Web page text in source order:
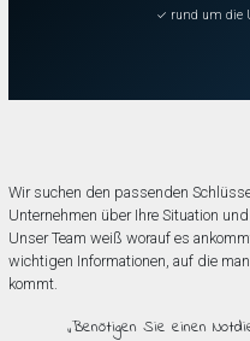
✓ rund um die
Wir suchen den passenden
Unternehmen über Ihre Situation
Unser Team weiß worauf es
wichtigen Informationen, auf die
kommt.
„Benötigen Sie einen